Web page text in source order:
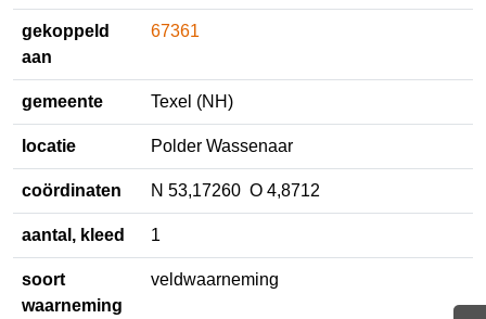
gekoppeld
aan
67361
gemeente
Texel (NH)
locatie
Polder Wassenaar
coördinaten
N 53,17260 O 4,8712
aantal, kleed
soort
waarneming
veldwaarneming